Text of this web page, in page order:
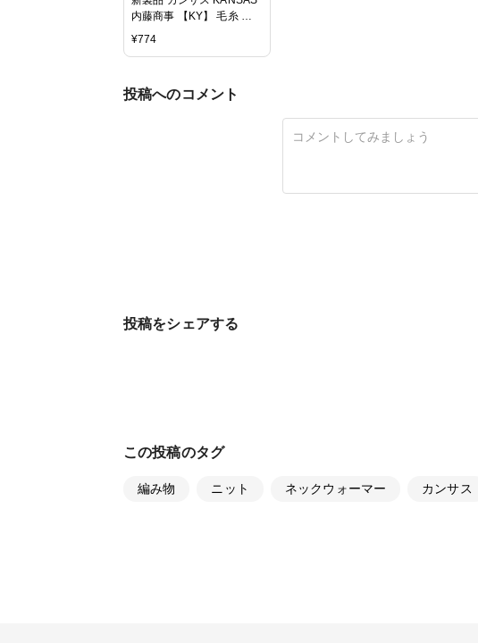
内藤商事 【KY】 毛糸 編
み物 極太 段染
¥774
投稿へのコメント
投稿をシェアする
この投稿のタグ
編み物 ニット ネックウォーマー カンサス